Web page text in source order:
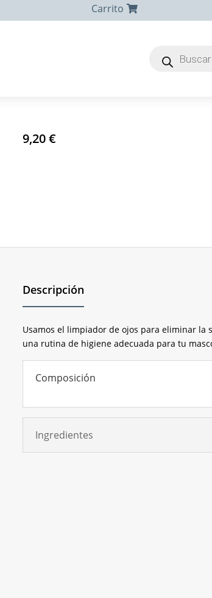
Carrito
productos
9,20€
Descripción
Usamos el limpiador de ojos para eliminar la
una rutina de higiene adecuada para tu
Composición
Ingredientes